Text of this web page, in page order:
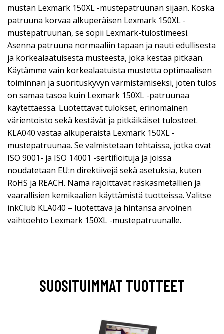
mustan Lexmark 150XL -mustepatruunan sijaan. Koska
patruuna korvaa alkuperäisen Lexmark 150XL -
mustepatruunan, se sopii Lexmark-tulostimeesi.
Asenna patruuna normaaliin tapaan ja nauti edullisesta
ja korkealaatuisesta musteesta, joka kestää pitkään.
Käytämme vain korkealaatuista mustetta optimaalisen
toiminnan ja suorituskyvyn varmistamiseksi, joten tulos
on samaa tasoa kuin Lexmark 150XL -patruunaa
käytettäessä. Luotettavat tulokset, erinomainen
värientoisto sekä kestävät ja pitkäikäiset tulosteet.
KLA040 vastaa alkuperäistä Lexmark 150XL -
mustepatruunaa. Se valmistetaan tehtaissa, jotka ovat
ISO 9001- ja ISO 14001 -sertifioituja ja joissa
noudatetaan EU:n direktiivejä sekä asetuksia, kuten
RoHS ja REACH. Nämä rajoittavat raskasmetallien ja
vaarallisien kemikaalien käyttämistä tuotteissa. Valitse
inkClub KLA040 – luotettava ja hintansa arvoinen
vaihtoehto Lexmark 150XL -mustepatruunalle.
SUOSITUIMMAT TUOTTEET